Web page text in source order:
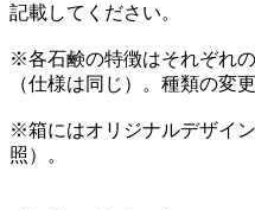
記載してください。
※各石鹸の特徴はそれぞれ
（仕様は同じ）。種類の変
※箱にはオリジナルデザイ
照）。